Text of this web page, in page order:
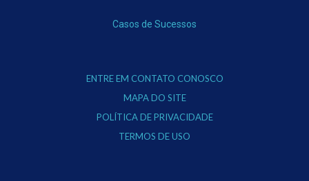
Casos de Sucessos
ENTRE EM CONTATO CONOSCO
MAPA DO SITE
POLÍTICA DE PRIVACIDADE
TERMOS DE USO